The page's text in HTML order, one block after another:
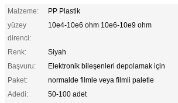
Malzeme:
PP Plastik
yüzey
direnci:
10e4-10e6 ohm 10e6-10e9 ohm
Renk:
Siyah
Başvuru:
Elektronik bileşenleri depolamak için
Paket:
normalde filmle veya filmli paletle
Adedi:
50-100 adet